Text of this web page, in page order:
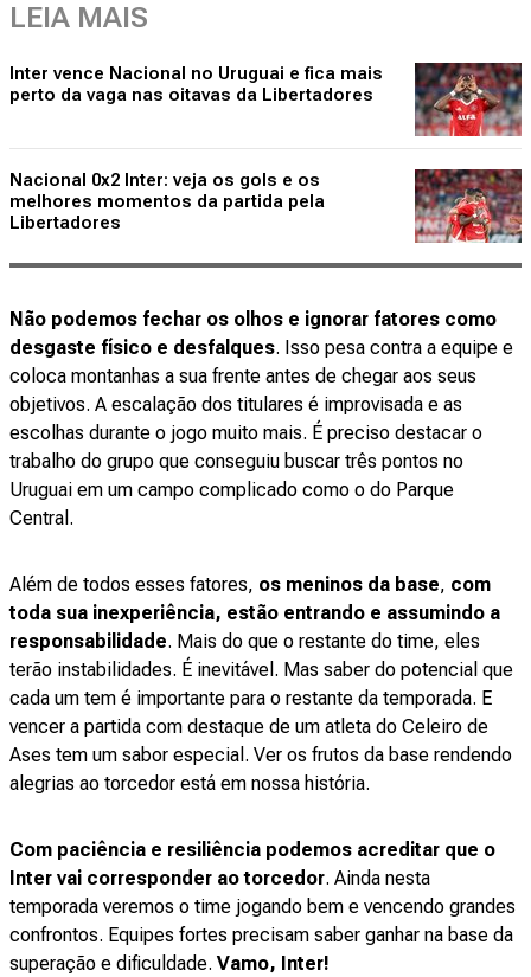
LEIA MAIS
Inter vence Nacional no Uruguai e fica mais
perto da vaga nas oitavas da Libertadores
Nacional 0x2 Inter: veja os gols e os
melhores momentos da partida pela
Libertadores
Não podemos fechar os olhos e ignorar fatores como
desgaste físico e desfalques. Isso pesa contra a equipe e
coloca montanhas a sua frente antes de chegar aos seus
objetivos. A escalação dos titulares é improvisada e as
escolhas durante o jogo muito mais. É preciso destacar o
trabalho do grupo que conseguiu buscar três pontos no
Uruguai em um campo complicado como o do Parque
Central.
Além de todos esses fatores, os meninos da base, com
toda sua inexperiência, estão entrando e assumindo a
responsabilidade. Mais do que o restante do time, eles
terão instabilidades. É inevitável. Mas saber do potencial que
cada um tem é importante para o restante da temporada. E
vencer a partida com destaque de um atleta do Celeiro de
Ases tem um sabor especial. Ver os frutos da base rendendo
alegrias ao torcedor está em nossa história.
Com paciência e resiliência podemos acreditar que o
Inter vai corresponder ao torcedor. Ainda nesta
temporada veremos o time jogando bem e vencendo grandes
confrontos. Equipes fortes precisam saber ganhar na base da
superação e dificuldade. Vamo, Inter!